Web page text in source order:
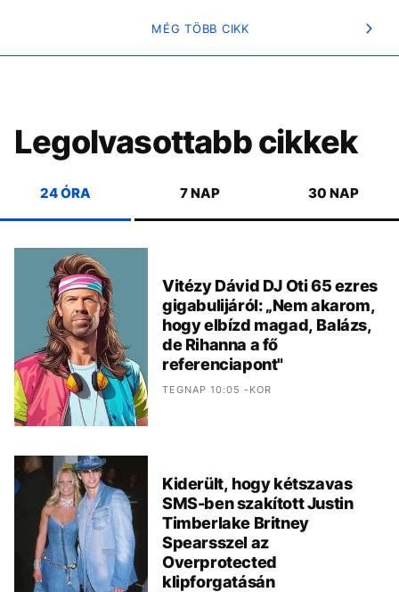
MÉG TÖBB CIKK
Legolvasottabb cikkek
24 ÓRA 7 NAP 30 NAP
Vitézy Dávid DJ Oti 65 ezres
gigabulijáról: „Nem akarom,
hogy elbízd magad, Balázs,
de Rihanna a fő
referenciapont"
TEGNAP 10:05 -KOR
Kiderült, hogy kétszavas
SMS-ben szakított Justin
Timberlake Britney
Spearsszel az
Overprotected
klipforgatásán